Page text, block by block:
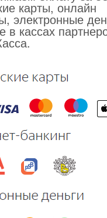
карты, онлайн
электронные
в кассах